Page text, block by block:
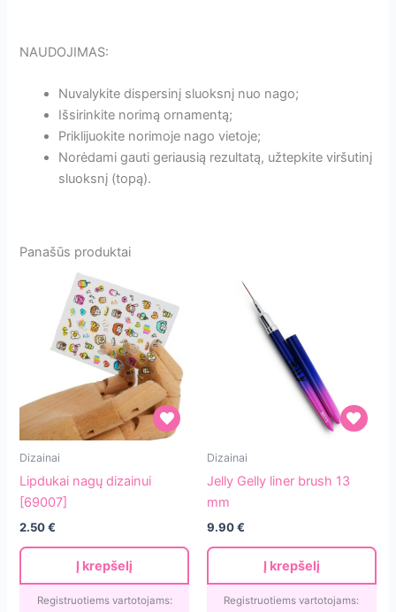
NAUDOJIMAS:
Nuvalykite dispersinį sluoksnį nuo nago;
Išsirinkite norimą ornamentą;
Priklijuokite norimoje nago vietoje;
Norėdami gauti geriausią rezultatą, užtepkite viršutinį
sluoksnį (topą).
Panašūs produktai
Lipdukai
dizainui
Dizainai
Lipdukai nagų dizainui
[69007]
2.50€
Į krepšelį
Registruotiems vartotojams:
Jelly
liner
13
mm
Dizainai
Jelly Gelly liner brush 13
mm
9.90€
Į krepšelį
Registruotiems vartotojams: